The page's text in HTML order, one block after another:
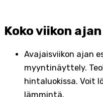
Koko viikon
Avajaisviikon ajan
myyntinäyttely.
hintaluokissa. Voit
lämmintä.